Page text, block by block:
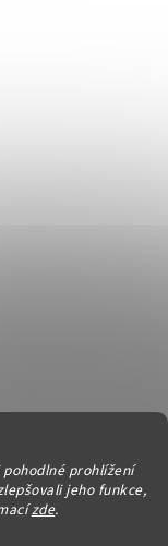
prohlížení
jeho funkce,
zde.